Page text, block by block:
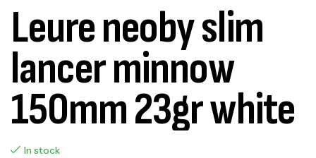
Leure neoby slim
lancer minnow
150mm 23gr white
In stock